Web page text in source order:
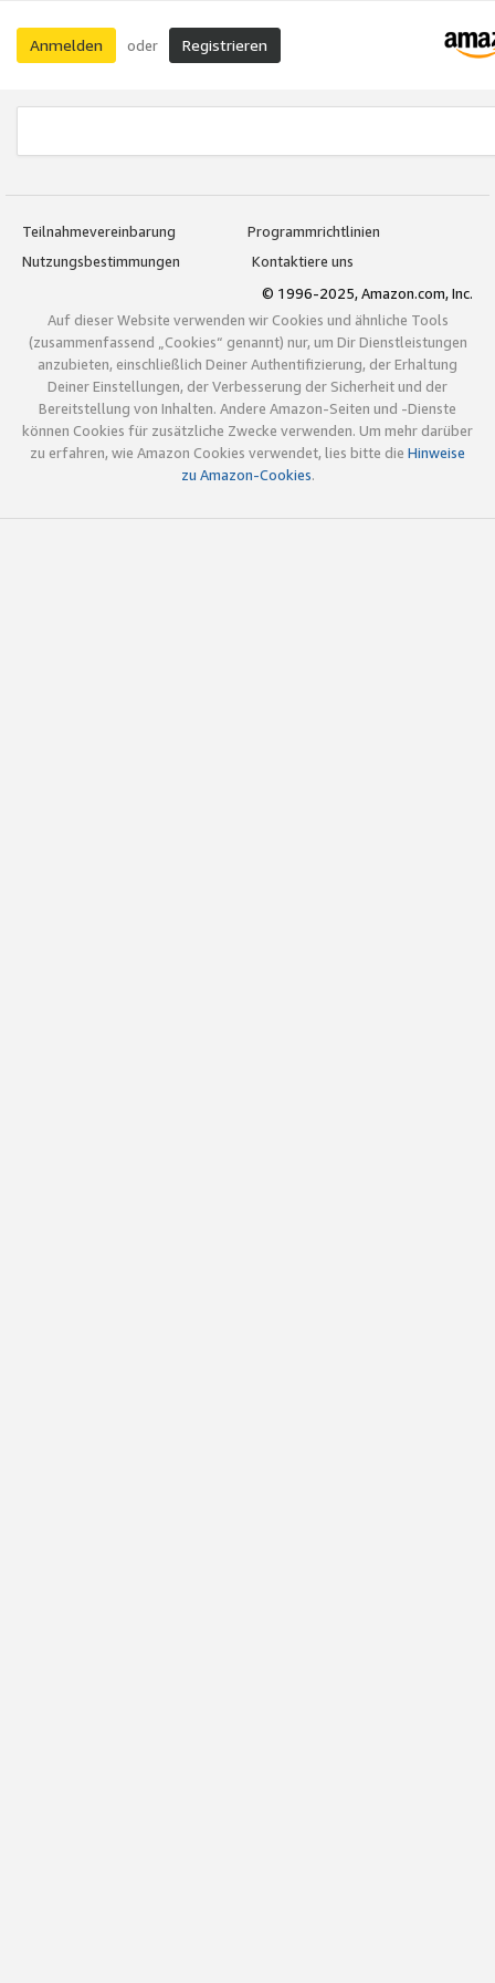
Anmelden oder Registrieren
Teilnahmevereinbarung
Programmrichtlinien
Nutzungsbestimmungen
Kontaktiere uns
© 1996-2025, Amazon.com, Inc.
Auf dieser Website verwenden wir Cookies und ähnliche Tools
(zusammenfassend „Cookies“ genannt) nur, um Dir Dienstleistungen
anzubieten, einschließlich Deiner Authentifizierung, der Erhaltung
Deiner Einstellungen, der Verbesserung der Sicherheit und der
Bereitstellung von Inhalten. Andere Amazon-Seiten und -Dienste
können Cookies für zusätzliche Zwecke verwenden. Um mehr darüber
zu erfahren, wie Amazon Cookies verwendet, lies bitte die Hinweise
zu Amazon-Cookies.